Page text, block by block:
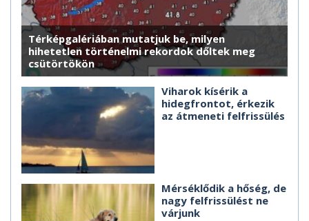
Térképgalériában mutatjuk be, milyen
hihetetlen történelmi rekordok dőltek meg
csütörtökön
Viharok kísérik a
hidegfrontot, érkezik
az átmeneti felfrissülés
Mérséklődik a hőség, de
nagy felfrissülést ne
várjunk